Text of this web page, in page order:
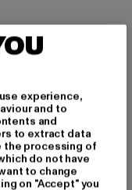
experience,
and to
and
to extract data
the processing of
do not have
to change
on "Accept" you